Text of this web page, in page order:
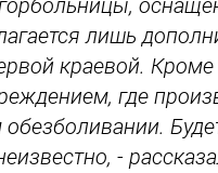
лишь
краевой.
где
-